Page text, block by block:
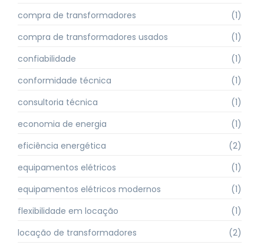
compra de transformadores
(1)
compra de transformadores usados
(1)
confiabilidade
(1)
conformidade técnica
(1)
consultoria técnica
(1)
economia de energia
(1)
eficiência energética
(2)
equipamentos elétricos
(1)
equipamentos elétricos modernos
(1)
flexibilidade em locação
(1)
locação de transformadores
(2)